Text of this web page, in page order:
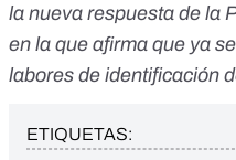
la nueva respuesta de la
en la que afirma que ya
labores de identificación
ETIQUETAS: